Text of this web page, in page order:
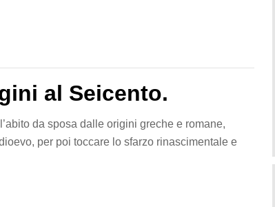
al Seicento.
da sposa dalle origini greche e romane,
per poi toccare lo sfarzo rinascimentale e